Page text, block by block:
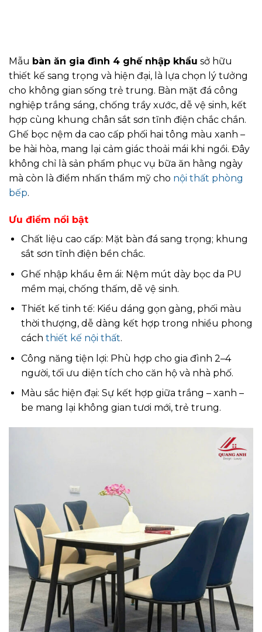
Mẫu bàn ăn gia đình 4 ghế nhập khẩu sở hữu
thiết kế sang trọng và hiện đại, là lựa chọn lý tưởng
cho không gian sống trẻ trung. Bàn mặt đá công
nghiệp trắng sáng, chống trầy xước, dễ vệ sinh, kết
hợp cùng khung chân sắt sơn tĩnh điện chắc chắn.
Ghế bọc nệm da cao cấp phối hai tông màu xanh –
be hài hòa, mang lại cảm giác thoải mái khi ngồi. Đây
không chỉ là sản phẩm phục vụ bữa ăn hằng ngày
mà còn là điểm nhấn thẩm mỹ cho nội thất phòng
bếp.
Ưu điểm nổi bật
Chất liệu cao cấp: Mặt bàn đá sang trọng; khung
sắt sơn tĩnh điện bền chắc.
Ghế nhập khẩu êm ái: Nệm mút dày bọc da PU
mềm mại, chống thấm, dễ vệ sinh.
Thiết kế tinh tế: Kiểu dáng gọn gàng, phối màu
thời thượng, dễ dàng kết hợp trong nhiều phong
cách thiết kế nội thất.
Công năng tiện lợi: Phù hợp cho gia đình 2–4
người, tối ưu diện tích cho căn hộ và nhà phố.
Màu sắc hiện đại: Sự kết hợp giữa trắng – xanh –
be mang lại không gian tươi mới, trẻ trung.